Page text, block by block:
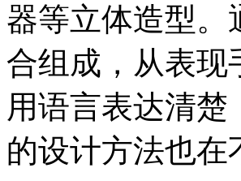
器等立体造型。
合组成，从表现
用语言表达清
的设计方法也在